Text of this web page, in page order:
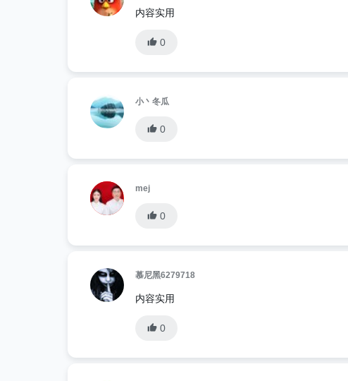
内容实用
0
小丶冬瓜
0
mej
0
慕尼黑6279718
内容实用
0